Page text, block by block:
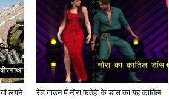
लगने
रेड गाउन में नोरा फतेही के डांस का यह कातिल